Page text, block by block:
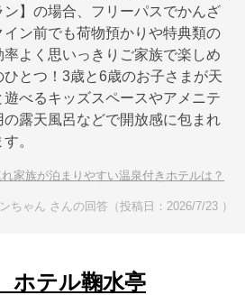
】の場合、フリーパスでかんざ
ン前でも荷物預かりや特典類の
よく思いっきりご家族で楽しめ
とつ！3歳と6歳のお子さまが天
べるキッズスペースやアメニテ
露天風呂などで開放感に包まれ
。
家族が泊まりやすい温泉付きホテルは？
ちゃん さんの回答（投稿日：2026/7/23 ）
ホテル鞠水亭